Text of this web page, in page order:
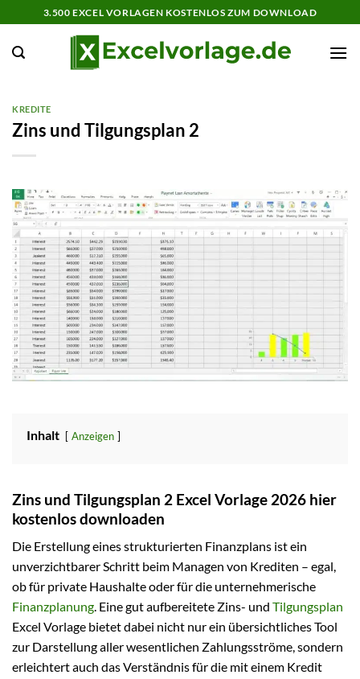
Inhalt
springen
3.500 EXCEL VORLAGEN KOSTENLOS ZUM DOWNLOAD
KREDITE
Zins und Tilgungsplan 2
Inhalt Anzeigen
Zins und Tilgungsplan 2 Excel Vorlage 2026 hier
kostenlos downloaden
Die Erstellung eines strukturierten Finanzplans ist ein
unverzichtbarer Schritt beim Managen von Krediten – egal,
ob für private Haushalte oder für die unternehmerische
Finanzplanung. Eine gut aufbereitete Zins- und Tilgungsplan
Excel Vorlage bietet dabei nicht nur ein übersichtliches Tool
zur Darstellung aller wesentlichen Zahlungsströme, sondern
erleichtert auch das Verständnis für die mit einem Kredit